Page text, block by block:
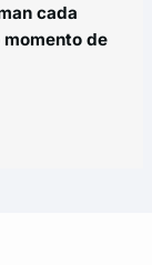
cada
de